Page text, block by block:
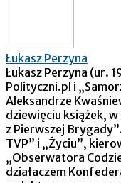
Łukasz Perzyna
Łukasz Perzyna (ur.
Polityczni.pl i
Aleksandrze
dziewięciu książek,
z Pierwszej
TVP” i „Życiu”,
„Obserwatora
działaczem